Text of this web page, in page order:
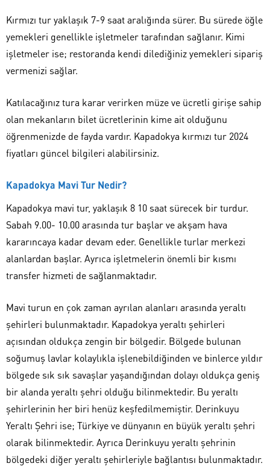
Kırmızı tur yaklaşık 7-9 saat aralığında sürer. Bu sürede öğle
yemekleri genellikle işletmeler tarafından sağlanır. Kimi
işletmeler ise; restoranda kendi dilediğiniz yemekleri sipariş
vermenizi sağlar.
Katılacağınız tura karar verirken müze ve ücretli girişe sahip
olan mekanların bilet ücretlerinin kime ait olduğunu
öğrenmenizde de fayda vardır. Kapadokya kırmızı tur 2024
fiyatları güncel bilgileri alabilirsiniz.
Kapadokya Mavi Tur Nedir?
Kapadokya mavi tur, yaklaşık 8 10 saat sürecek bir turdur.
Sabah 9.00- 10.00 arasında tur başlar ve akşam hava
kararıncaya kadar devam eder. Genellikle turlar merkezi
alanlardan başlar. Ayrıca işletmelerin önemli bir kısmı
transfer hizmeti de sağlanmaktadır.
Mavi turun en çok zaman ayrılan alanları arasında yeraltı
şehirleri bulunmaktadır. Kapadokya yeraltı şehirleri
açısından oldukça zengin bir bölgedir. Bölgede bulunan
soğumuş lavlar kolaylıkla işlenebildiğinden ve binlerce yıldır
bölgede sık sık savaşlar yaşandığından dolayı oldukça geniş
bir alanda yeraltı şehri olduğu bilinmektedir. Bu yeraltı
şehirlerinin her biri henüz keşfedilmemiştir. Derinkuyu
Yeraltı Şehri ise; Türkiye ve dünyanın en büyük yeraltı şehri
olarak bilinmektedir. Ayrıca Derinkuyu yeraltı şehrinin
bölgedeki diğer yeraltı şehirleriyle bağlantısı bulunmaktadır.